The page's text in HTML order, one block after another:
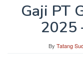
Gaji PT
2025
By Tatang